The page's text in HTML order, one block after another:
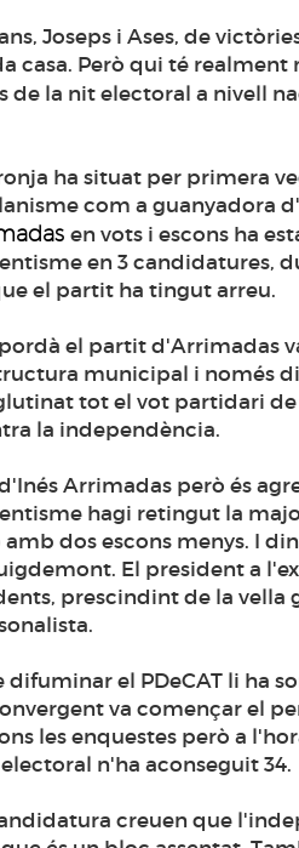
Joseps i Ases, de
casa. Però qui té
de la nit electoral a nivell
ha situat per primera
com a guanyadora
en vots i escons ha
en 3 candidatures,
el partit ha tingut arreu.
el partit d'Arrimadas
municipal i només
tot el vot partidari de
la independència.
Arrimadas però és
hagi retingut la
amb dos escons menys. I
El president a
prescindint de la vella
difuminar el PDeCAT li ha
va començar el
les enquestes però a
n'ha aconseguit 34.
creuen que